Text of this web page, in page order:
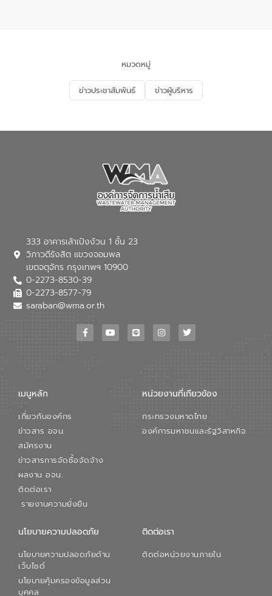
จัดการน้ำเสียและสร้างจิตสำนึกในการ
อนุรักษ์สิ่งแวดล้อม ในหัวข้อ “น้ำเสียชุมชน
และการบำบัดน้ำเสียเบื้องต้น” โดยให้ความรู้
เกี่ยวกับสาเหตุและผลกระทบของน้ำเสีย
ณ เทศบาลตำบลบางเลน จังหวัดนครปฐม
หมวดหมู่
ข่าวประชาสัมพันธ์ ข่าวผู้บริหาร
333 อาคารเล้าเป้งง้วน 1 ชั้น 23
วิภาวดีรังสิต แขวงจอมพล
เขตจตุจักร กรุงเทพฯ 10900
0-2273-8530-39
0-2273-8577-79
saraban@wma.or.th
เมนูหลัก
เกี่ยวกับองค์กร
ข่าวสาร อจน.
สมัครงาน
ข่าวสารการจัดซื้อจัดจ้าง
ผลงาน อจน.
ติดต่อเรา
รายงานความยั่งยืน
หน่วยงานที่เกียวข้อง
กระทรวงมหาดไทย
องค์การมหาชนและรัฐวิสาหกิจ
นโยบายความปลอดภัย
นโยบายความปลอดภัยด้าน
เว็บไซต์
นโยบายคุ้มครองข้อมูลส่วน
บุคคล
ติดต่อเรา
ติดต่อหน่วยงานภายใน